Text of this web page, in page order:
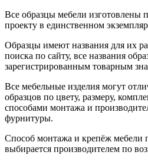
Все образцы мебели изготовлены
проекту в единственном
Образцы имеют названия для их
поиска по сайту, все названия
зарегистрированным товарным
Все мебельные изделия могут
образцов по цвету, размеру,
способами монтажа и
фурнитуры.
Способ монтажа и крепёж мебели
выбирается производителем по